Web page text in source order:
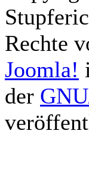
Rechte
Joomla!
der